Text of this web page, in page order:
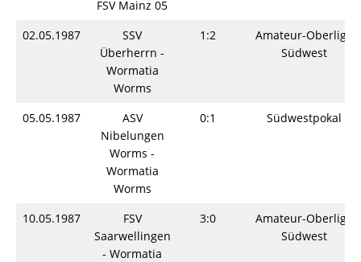
FSV Mainz 05
02.05.1987
SSV
Überherrn -
Wormatia
Worms
1:2
Amateur-Oberliga
Südwest
05.05.1987
ASV
Nibelungen
Worms -
Wormatia
Worms
0:1 Südwestpokal
10.05.1987
FSV
Saarwellingen
- Wormatia
3:0
Amateur-Oberliga
Südwest